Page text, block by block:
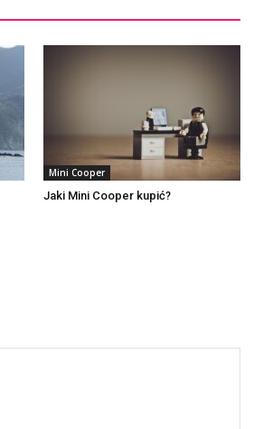
Mini Cooper
Jaki Mini Cooper kupić?